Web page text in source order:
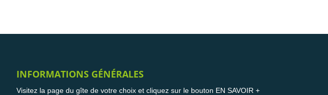
INFORMATIONS GÉNÉRALES
Visitez la page du gîte de votre choix et cliquez sur le bouton EN SAVOIR +